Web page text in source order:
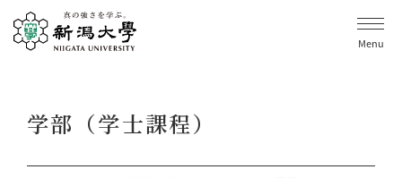
Menu
学部（学士課程）